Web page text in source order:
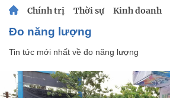
Chính trị Thời sự Kinh doanh
đo năng lượng
Tin tức mới nhất về đo năng lượng